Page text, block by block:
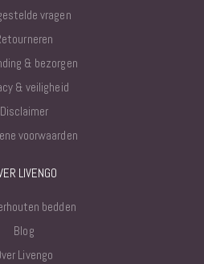
vragen
& bezorgen
& veiligheid
Disclaimer
voorwaarden
LIVENGO
bedden
Blog
Livengo